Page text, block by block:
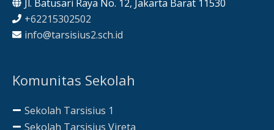
Jl. Batusari Raya No. 12, Jakarta Barat 11530
+62215302502
info@tarsisius2.sch.id
Komunitas Sekolah
Sekolah Tarsisius 1
Sekolah Tarsisius Vireta